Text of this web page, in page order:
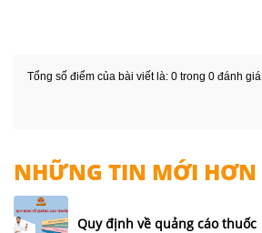
Tổng số điểm của bài viết là: 0 trong 0 đánh giá
NHỮNG TIN MỚI HƠN
Quy định về quảng cáo thuốc